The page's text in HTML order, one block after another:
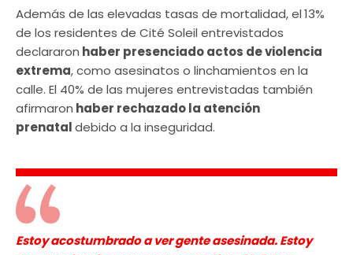
Además de las elevadas tasas de mortalidad, el13%
de los residentes de Cité Soleil entrevistados
declararon haber presenciado actos de violencia
extrema, como asesinatos o linchamientos en la
calle. El 40% de las mujeres entrevistadas también
afirmaron haber rechazado la atención
prenataldebido a la inseguridad.
Estoy acostumbrado a ver gente asesinada. Estoy